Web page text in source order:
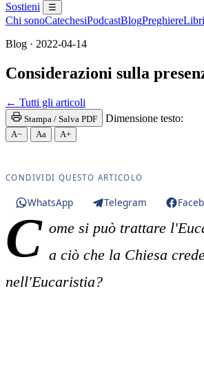
Sostieni ☰
Chi sonoCatechesiPodcastBlogPreghiereLibri
Blog · 2022-04-14
Considerazioni sulla
← Tutti gli articoli
Stampa / Salva PDF Dimensione testo:
A− Aa A+
CONDIVIDI QUESTO ARTICOLO
WhatsApp Telegram
C ome si può trattare
a ciò che la Chiesa
nell'Eucaristia?